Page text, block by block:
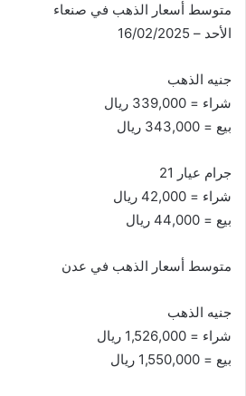
متوسط أسعار الذهب في صنعاء
الأحد – 16/02/2025
جنيه الذهب
شراء = 339,000 ريال
بيع = 343,000 ريال
جرام عيار 21
شراء = 42,000 ريال
بيع = 44,000 ريال
متوسط أسعار الذهب في عدن
جنيه الذهب
شراء = 1,526,000 ريال
بيع = 1,550,000 ريال